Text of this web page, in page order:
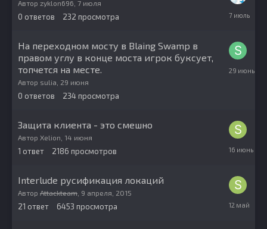
Автор zyklon696 7 июля
0 ответов 232 просмотра
июля
На переходном мосту в Blaing Swamp в
правом углу в конце моста игрок буксует,
топчется на месте.
Автор sulia 29 июня
0 ответов 234 просмотра
июня
Защита клиента - это смешно
Автор Xelion 14 июня
1 ответ 2186 просмотров
июня
Interlude русификация локаций
Автор Attackteam 9 апреля, 2015
21 ответ 6453 просмотра
мая